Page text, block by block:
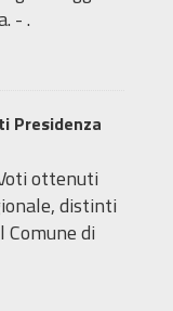
- .
Presidenza
ottenuti
distinti
di